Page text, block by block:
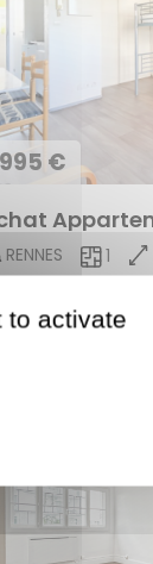
€
RENNES 1
to activate